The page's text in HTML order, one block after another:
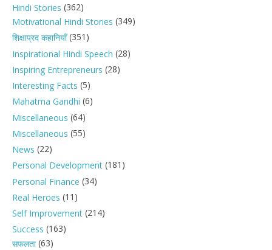
Hindi Stories (362)
Motivational Hindi Stories (349)
शिक्षाप्रद कहानियाँ(351)
Inspirational Hindi Speech (28)
Inspiring Entrepreneurs (28)
Interesting Facts (5)
Mahatma Gandhi (6)
Miscellaneous (64)
Miscellaneous (55)
News (22)
Personal Development (181)
Personal Finance (34)
Real Heroes (11)
Self Improvement (214)
Success (163)
सफलता(63)